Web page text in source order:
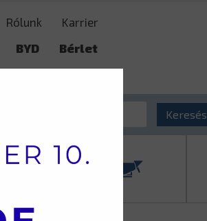
Rólunk
Karrier
BYD
Bérlet
Keresés